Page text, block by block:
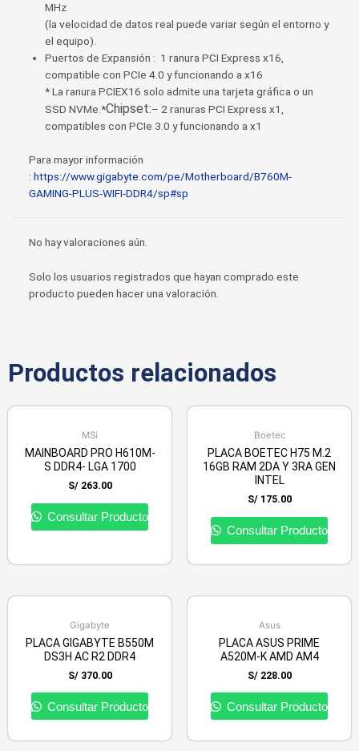
MHz
(la velocidad de datos real puede variar según el entorno y
el equipo).
Puertos de Expansión : 1 ranura PCI Express x16,
compatible con PCIe 4.0 y funcionando a x16
* La ranura PCIEX16 solo admite una tarjeta gráfica o un
SSD NVMe.*Chipset:– 2 ranuras PCI Express x1,
compatibles con PCIe 3.0 y funcionando a x1
Para mayor información
: https://www.gigabyte.com/pe/Motherboard/B760M-
GAMING-PLUS-WIFI-DDR4/sp#sp
No hay valoraciones aún.
Solo los usuarios registrados que hayan comprado este
producto pueden hacer una valoración.
Productos relacionados
MSi
MAINBOARD PRO H610M-
S DDR4- LGA 1700
S/263.00
Consultar Producto
Boetec
PLACA BOETEC H75 M.2
16GB RAM 2DA Y 3RA GEN
INTEL
S/175.00
Consultar Producto
Gigabyte
PLACA GIGABYTE B550M
DS3H AC R2 DDR4
S/370.00
Consultar Producto
Asus
PLACA ASUS PRIME
A520M-K AMD AM4
S/228.00
Consultar Producto